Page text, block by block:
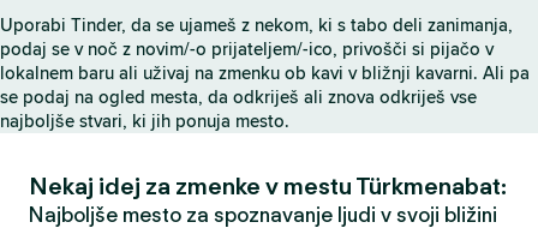
Uporabi Tinder, da se ujameš z nekom, ki s tabo deli zanimanja,
podaj se v noč z novim/-o prijateljem/-ico, privošči si pijačo v
lokalnem baru ali uživaj na zmenku ob kavi v bližnji kavarni. Ali pa
se podaj na ogled mesta, da odkriješ ali znova odkriješ vse
najboljše stvari, ki jih ponuja mesto.
Nekaj idej za zmenke v mestu Türkmenabat:
Najboljše mesto za spoznavanje ljudi v svoji bližini